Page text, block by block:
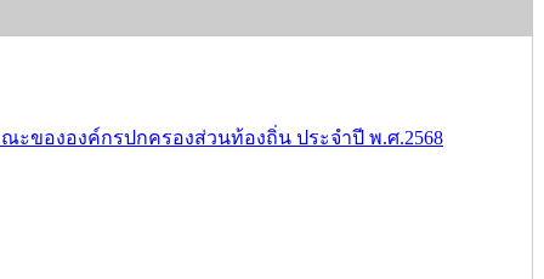
ะขององค์กรปกครองส่วนท้องถิ่น ประจำปี พ.ศ.2568